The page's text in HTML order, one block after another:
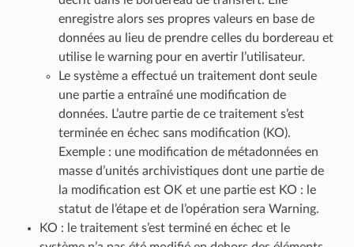
enregistre alors ses propres valeurs en base de
données au lieu de prendre celles du bordereau et
utilise le warning pour en avertir l’utilisateur.
Le système a effectué un traitement dont seule
une partie a entraîné une modification de
données. L’autre partie de ce traitement s’est
terminée en échec sans modification (KO).
Exemple : une modification de métadonnées en
masse d’unités archivistiques dont une partie de
la modification est OK et une partie est KO : le
statut de l’étape et de l’opération sera Warning.
KO : le traitement s’est terminé en échec et le